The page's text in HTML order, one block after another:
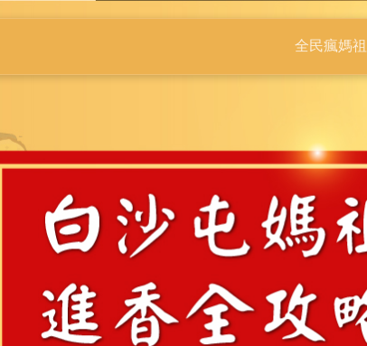
全民瘋媽祖